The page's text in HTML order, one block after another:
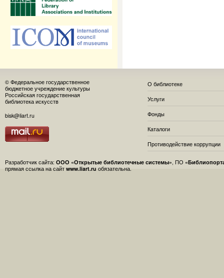
© Федеральное государственное
бюджетное учреждение культуры
Российская государственная
библиотека искусств
bisk@liart.ru
О библиотеке
Услуги
Фонды
Каталоги
Противодействие коррупции
Разработчик сайта: ООО «Открытые библиотечные системы» , ПО
прямая ссылка на сайт www.liart.ru обязательна.